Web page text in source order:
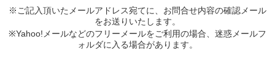
※ご記入頂いたメールアドレス宛てに、お問合せ内容の確認メール
をお送りいたします。
※Yahoo!メールなどのフリーメールをご利用の場合、迷惑メールフ
ォルダに入る場合があります。